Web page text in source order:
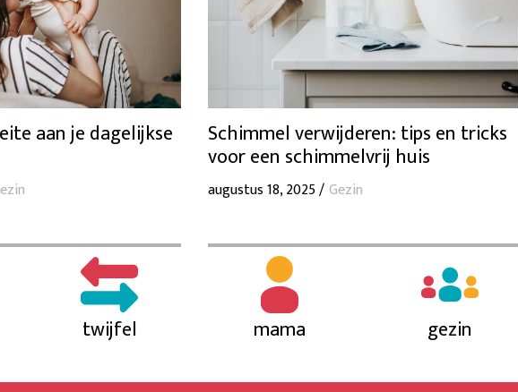
aan je dagelijkse Schimmel verwijderen: tips en tricks
voor een schimmelvrij huis
augustus 18, 2025 /Gezin
twijfel mama gezin